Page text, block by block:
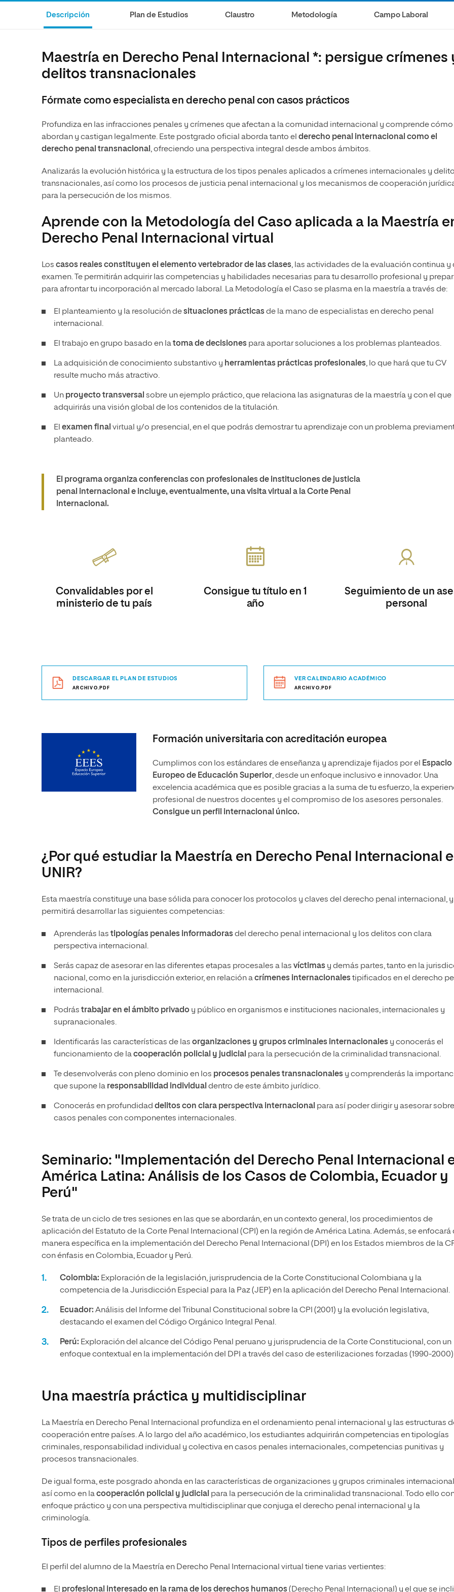
Ciencias Sociales
Ciencias de la Salud
Artes
Música
Ciencias de la Salud
Desarrollo
Maestría en Enseñanza del Inglés
como Lengua Extranjera
Humanidades
Administración de la Salud
Descripción Plan de Estudios Claustro Metodología Campo Laboral
Maestría en Derecho Penal Internacional *: persigue crímenes
delitos transnacionales
Fórmate como especialista en derecho penal con casos prácticos
Profundiza en las infracciones penales y crímenes que afectan a la comunidad internacional y comprende cómo
abordan y castigan legalmente. Este postgrado oficial aborda tanto el derecho penal internacional como el
derecho penal transnacional , ofreciendo una perspectiva integral desde ambos ámbitos.
Analizarás la evolución histórica y la estructura de los tipos penales aplicados a crímenes internacionales y
transnacionales, así como los procesos de justicia penal internacional y los mecanismos de cooperación
para la persecución de los mismos.
Aprende con la Metodología del Caso aplicada a la Maestría
Derecho Penal Internacional virtual
Los casos reales constituyen el elemento vertebrador de las clases, las actividades de la evaluación continua y
examen. Te permitirán adquirir las competencias y habilidades necesarias para tu desarrollo profesional y
para afrontar tu incorporación al mercado laboral. La Metodología el Caso se plasma en la maestría a través de:
El planteamiento y la resolución desituaciones prácticasde la mano de especialistas en derecho penal
internacional.
El trabajo en grupo basado en latoma de decisiones para aportar soluciones a los problemas planteados.
La adquisición de conocimiento substantivo y herramientas prácticas profesionales, lo que hará que tu CV
resulte mucho más atractivo.
Un proyecto transversal sobre un ejemplo práctico, que relaciona las asignaturas de la maestría y con el que
adquirirás una visión global de los contenidos de la titulación.
El examen final virtual y/o presencial, en el que podrás demostrar tu aprendizaje con un problema
planteado.
El programa organiza conferencias con profesionales de instituciones de justicia
penal internacional e incluye, eventualmente, una visita virtual a la Corte Penal
Internacional.
Convalidables por el
ministerio de tu país
Consigue tu título en 1
año
Seguimiento de un
personal
DESCARGAR EL PLAN DE ESTUDIOS
ARCHIVO.PDF
VER CALENDARIO ACADÉMICO
ARCHIVO.PDF
Formación universitaria con acreditación europea
Cumplimos con los estándares de enseñanza y aprendizaje fijados por el
Espacio
Europeo de Educación Superior, desde un enfoque inclusivo e innovador. Una
excelencia académica que es posible gracias a la suma de tu esfuerzo, la
profesional de nuestros docentes y el compromiso de los asesores personales.
Consigue un perfil internacional único.
¿Por qué estudiar la Maestría en Derecho Penal Internacional
UNIR?
Esta maestría constituye una base sólida para conocer los protocolos y claves del derecho penal internacional,
permitirá desarrollar las siguientes competencias:
Aprenderás las tipologías penales informadorasdel derecho penal internacional y los delitos con clara
perspectiva internacional.
Serás capaz de asesorar en las diferentes etapas procesales a las víctimas y demás partes, tanto en la
nacional, como en la jurisdicción exterior, en relación acrímenes internacionalestipificados en el derecho
internacional.
Podrás trabajar en el ámbito privado y público en organismos e instituciones nacionales, internacionales y
supranacionales.
Identificarás las características de las organizaciones y grupos criminales internacionales y conocerás el
funcionamiento de lacooperación policial y judicial para la persecución de la criminalidad transnacional.
Te desenvolverás con pleno dominio en los procesos penales transnacionales y comprenderás la
que supone la responsabilidad individual dentro de este ámbito jurídico.
Conocerás en profundidad delitos con clara perspectiva internacional para así poder dirigir y asesorar sobre
casos penales con componentes internacionales.
Seminario: "Implementación del Derecho Penal Internacional
América Latina: Análisis de los Casos de Colombia, Ecuador y
Perú"
Se trata de un ciclo de tres sesiones en las que se abordarán, en un contexto general, los procedimientos de
aplicación del Estatuto de la Corte Penal Internacional (CPI) en la región de América Latina. Además, se enfocará
manera específica en la implementación del Derecho Penal Internacional (DPI) en los Estados miembros de la
con énfasis en Colombia, Ecuador y Perú.
Colombia: Exploración de la legislación, jurisprudencia de la Corte Constitucional Colombiana y la
competencia de la Jurisdicción Especial para la Paz (JEP) en la aplicación del Derecho Penal Internacional.
Ecuador: Análisis del Informe del Tribunal Constitucional sobre la CPI (2001) y la evolución legislativa,
destacando el examen del Código Orgánico Integral Penal.
Perú: Exploración del alcance del Código Penal peruano y jurisprudencia de la Corte Constitucional, con un
enfoque contextual en la implementación del DPI a través del caso de esterilizaciones forzadas (1990-2000)
Una maestría práctica y multidisciplinar
La Maestría en Derecho Penal Internacional profundiza en el ordenamiento penal internacional y las estructuras
cooperación entre países. A lo largo del año académico, los estudiantes adquirirán competencias en tipologías
criminales, responsabilidad individual y colectiva en casos penales internacionales, competencias punitivas y
procesos transnacionales.
De igual forma, este posgrado ahonda en las características de organizaciones y grupos criminales
así como en lacooperación policial y judicial para la persecución de la criminalidad transnacional. Todo ello
enfoque práctico y con una perspectiva multidisciplinar que conjuga el derecho penal internacional y la
criminología.
Tipos de perfiles profesionales
El perfil del alumno de la Maestría en Derecho Penal Internacional virtual tiene varias vertientes:
El profesional interesado en la rama de los derechos humanos(Derecho Penal Internacional) y el que se